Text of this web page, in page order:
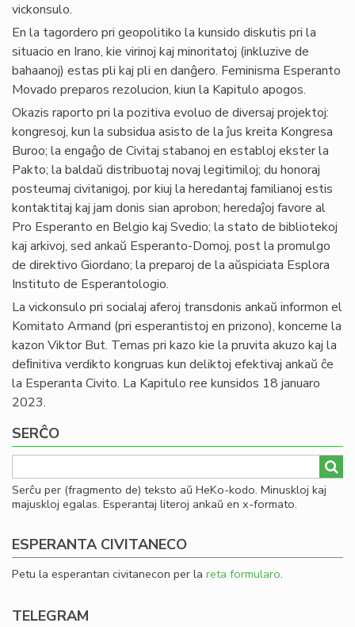
vickonsulo.
En la tagordero pri geopolitiko la kunsido diskutis pri la
situacio en Irano, kie virinoj kaj minoritatoj (inkluzive de
bahaanoj) estas pli kaj pli en danĝero. Feminisma Esperanto
Movado preparos rezolucion, kiun la Kapitulo apogos.
Okazis raporto pri la pozitiva evoluo de diversaj projektoj:
kongresoj, kun la subsidua asisto de la ĵus kreita Kongresa
Buroo; la engaĝo de Civitaj stabanoj en establoj ekster la
Pakto; la baldaŭ distribuotaj novaj legitimiloj; du honoraj
posteumaj civitanigoj, por kiuj la heredantaj familianoj estis
kontaktitaj kaj jam donis sian aprobon; heredaĵoj favore al
Pro Esperanto en Belgio kaj Svedio; la stato de bibliotekoj
kaj arkivoj, sed ankaŭ Esperanto-Domoj, post la promulgo
de direktivo Giordano; la preparoj de la aŭspiciata Esplora
Instituto de Esperantologio.
La vickonsulo pri socialaj aferoj transdonis ankaŭ informon el
Komitato Armand (pri esperantistoj en prizono), koncerne la
kazon Viktor But. Temas pri kazo kie la pruvita akuzo kaj la
deﬁnitiva verdikto kongruas kun deliktoj efektivaj ankaŭ ĉe
la Esperanta Civito. La Kapitulo ree kunsidos 18 januaro
2023.
SERĈO
Serĉu per (fragmento de) teksto aŭ HeKo-kodo. Minuskloj kaj
majuskloj egalas. Esperantaj literoj ankaŭ en x-formato.
ESPERANTA CIVITANECO
Petu la esperantan civitanecon per la reta formularo.
TELEGRAM